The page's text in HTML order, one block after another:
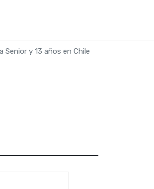
Senior y 13 años en Chile